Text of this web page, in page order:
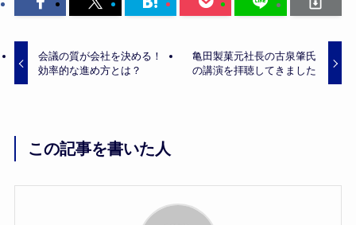
会議の質が会社を決める！
効率的な進め方とは？
亀田製菓元社長の古泉肇氏
の講演を拝聴してきました
この記事を書いた人